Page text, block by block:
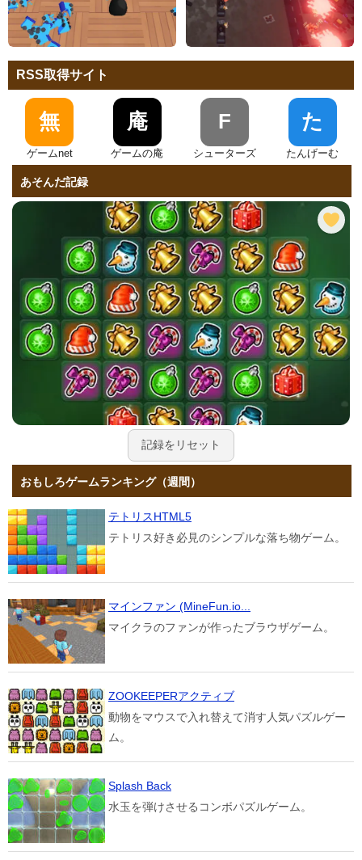
RSS取得サイト
無
ゲームnet
庵
ゲームの庵
F
シューターズ
た
たんげーむ
あそんだ記録
記録をリセット
おもしろゲームランキング（週間）
テトリスHTML5
テトリス好き必見のシンプルな落ち物ゲーム。
マインファン (MineFun.io...
マイクラのファンが作ったブラウザゲーム。
ZOOKEEPERアクティブ
動物をマウスで入れ替えて消す人気パズルゲー
ム。
Splash Back
水玉を弾けさせるコンボパズルゲーム。